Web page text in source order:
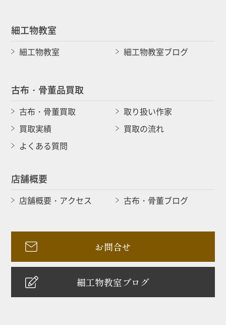
細工物教室
細工物教室 細工物教室ブログ
古布・骨董品買取
古布・骨董買取
取り扱い作家
買取実績
買取の流れ
よくある質問
店舗概要
店舗概要・アクセス 古布・骨董ブログ
お問合せ
細工物教室ブログ